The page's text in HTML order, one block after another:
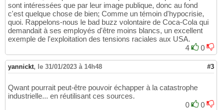
sont intéressées que par leur image publique, donc au fond
c'est quelque chose de bien; Comme un témoin d'hypocrisie,
quoi. Rappelons-nous le bad buzz volontaire de Coca-Cola qui
demandait à ses employés d'être moins blancs, un excellent
exemple de l'exploitation des tensions raciales aux USA.
4
0
yannickt, le 31/01/2023 à 14h48 #3
Qwant pourrait peut-être pouvoir échapper à la catastrophe
industrielle... en réutilisant ces sources.
0
0